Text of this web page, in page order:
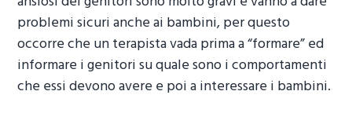
problemi sicuri anche ai bambini, per questo
occorre che un terapista vada prima a “formare” ed
informare i genitori su quale sono i comportamenti
che essi devono avere e poi a interessare i bambini.